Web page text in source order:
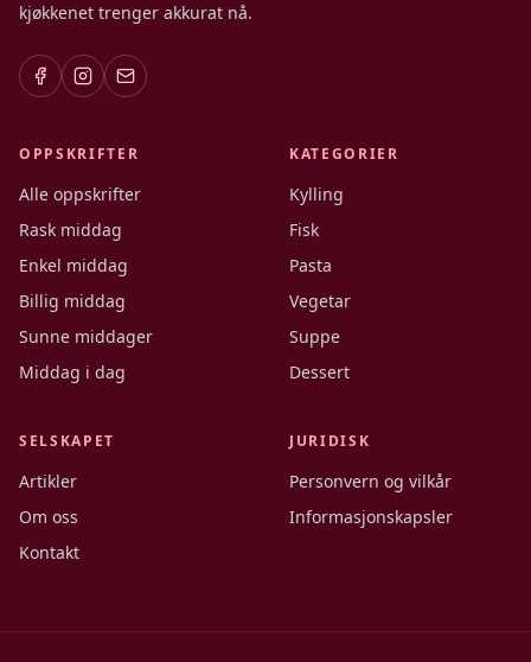
kjøkkenet trenger akkurat nå.
OPPSKRIFTER
Alle oppskrifter
Rask middag
Enkel middag
Billig middag
Sunne middager
Middag i dag
KATEGORIER
Kylling
Fisk
Pasta
Vegetar
Suppe
Dessert
SELSKAPET
Artikler
Om oss
Kontakt
JURIDISK
Personvern og vilkår
Informasjonskapsler